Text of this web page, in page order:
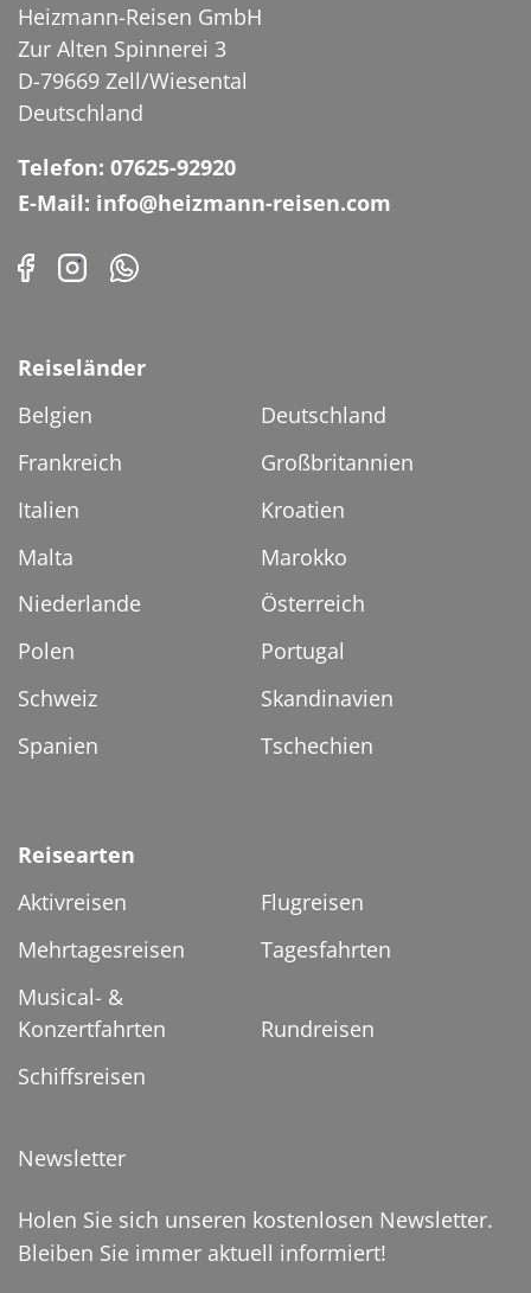
Konstanzer Seenachtfest
Heizmann-Reisen GmbH
Zur Alten Spinnerei 3
D-79669 Zell/Wiesental
Deutschland
Telefon: 07625-92920
E-Mail: info@heizmann-reisen.com
Reiseländer
Belgien
Deutschland
Frankreich
Großbritannien
Italien
Kroatien
Malta
Marokko
Niederlande
Österreich
Polen
Portugal
Schweiz
Skandinavien
Spanien
Tschechien
Reisearten
Aktivreisen
Flugreisen
Mehrtagesreisen
Tagesfahrten
Musical- &
Konzertfahrten
Rundreisen
Schiffsreisen
Newsletter
Holen Sie sich unseren kostenlosen Newsletter.
Bleiben Sie immer aktuell informiert!